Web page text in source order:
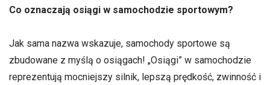
Co oznaczają osiągi w samochodzie sportowym?
Jak sama nazwa wskazuje, samochody sportowe są
zbudowane z myślą o osiągach! „Osiągi” w samochodzie
reprezentują mocniejszy silnik, lepszą prędkość, zwinność i